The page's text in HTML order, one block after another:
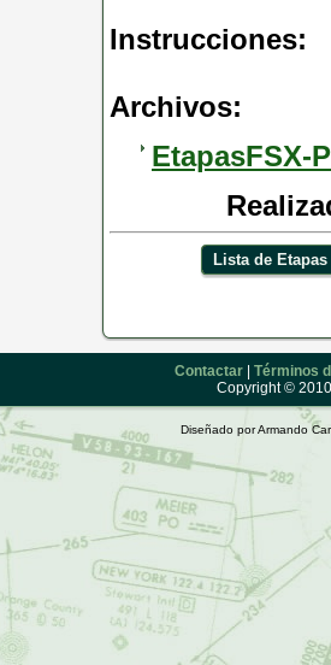
Instrucciones:
Archivos:
EtapasFSX-
Lista de Etapas
Contactar
Términos
Copyright ©
Diseñado por Armando